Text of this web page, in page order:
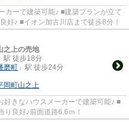
カーで建築可能♪ ■建築プランが立て
好♪ ■イオン加古川店まで徒歩8分！
之上の売地
駅 徒歩18分
磨町 」駅 徒歩24分
岡町山之上
きなハウスメーカーで建築可能♪ ■
り良好♪前面道路6.6ｍ！